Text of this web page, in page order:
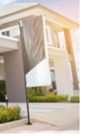
共同打拚，我想借用咱
投入年底選舉的同志，
到別人的痛苦，就像看
」。賴清德說，期待黨
國「紅色恐怖」對台灣
，絕對不讓「民主台
清德臉書全文。